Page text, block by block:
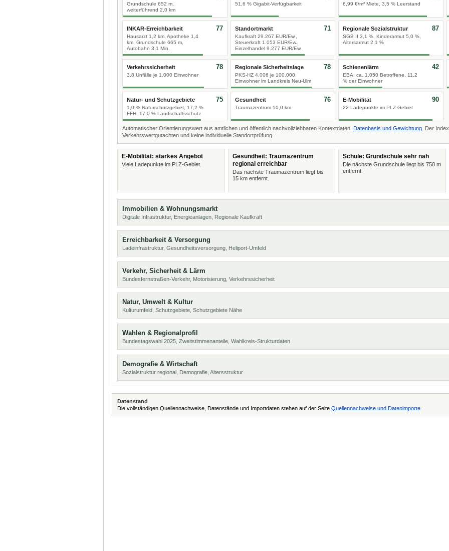
Grundschule 652 m,
weiterführend 2,0 km
51,6 % Gigabit-Verfügbarkeit 6,99 €/m² Miete, 3,5 % Leerstand
INKAR-Erreichbarkeit
Hausarzt 1,2 km, Apotheke 1,4
km, Grundschule 665 m,
Autobahn 3,1 Min.
77 Standortmarkt
Kaufkraft 29.267 EUR/Ew.,
Steuerkraft 1.053 EUR/Ew.,
Einzelhandel 9.277 EUR/Ew.
71 Regionale Sozialstruktur
SGB II 3,1 %, Kinderarmut 5,0 %,
Altersarmut 2,1 %
87
Verkehrssicherheit
3,8 Unfälle je 1.000 Einwohner
78 Regionale Sicherheitslage
PKS-HZ 4.006 je 100.000
Einwohner im Landkreis Neu-Ulm
78 Schienenlärm
EBA: ca. 1.050 Betroffene, 11,2
% der Einwohner
42
Natur- und Schutzgebiete
1,0 % Naturschutzgebiet, 17,2 %
FFH, 17,0 % Landschaftsschutz
75 Gesundheit
Traumazentrum 10,0 km
76 E-Mobilität
22 Ladepunkte im PLZ-Gebiet
90
Automatischer Orientierungswert aus amtlichen und öffentlich nachvollziehbaren Kontextdaten. Datenbasis und Gewichtung . Der
Verkehrswertgutachten und keine individuelle Standortprüfung.
E-Mobilität: starkes Angebot
Viele Ladepunkte im PLZ-Gebiet.
Gesundheit: Traumazentrum
regional erreichbar
Das nächste Traumazentrum liegt bis
15 km entfernt.
Schule: Grundschule sehr nah
Die nächste Grundschule liegt bis 750 m
entfernt.
Immobilien & Wohnungsmarkt
Digitale Infrastruktur, Energieanlagen, Regionale Kaufkraft
Erreichbarkeit & Versorgung
Ladeinfrastruktur, Gesundheitsversorgung, Heliport-Umfeld
Verkehr, Sicherheit & Lärm
Bundesfernstraßen-Verkehr, Motorisierung, Verkehrssicherheit
Natur, Umwelt & Kultur
Kulturumfeld, Schutzgebiete, Schutzgebiete Nähe
Wahlen & Regionalprofil
Bundestagswahl 2025, Zweitstimmenanteile, Wahlkreis-Strukturdaten
Demografie & Wirtschaft
Sozialstruktur regional, Demografie, Altersstruktur
Datenstand
Die vollständigen Quellennachweise, Datenstände und Importdaten stehen auf der Seite Quellennachweise und Datenimporte